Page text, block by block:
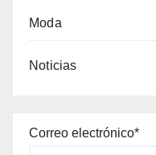
Moda
Noticias
Correo electrónico*